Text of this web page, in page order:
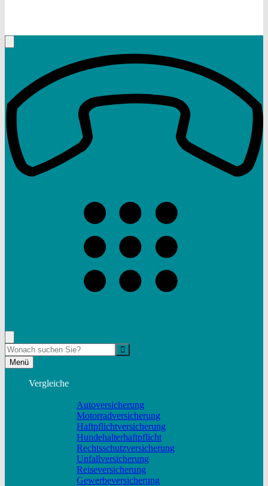
Menü
Vergleiche
Autoversicherung
Motorradversicherung
Haftpflichtversicherung
Hundehalterhaftpflicht
Rechtsschutzversicherung
Unfallversicherung
Reiseversicherung
Gewerbeversicherung